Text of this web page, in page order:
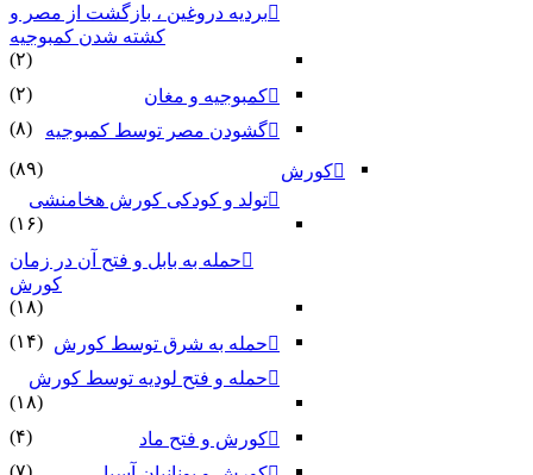
بردیه دروغین ، بازگشت از مصر و
کشته شدن کمبوجیه
(۲)
کمبوجیه و مغان
(۲)
گشودن مصر توسط کمبوجیه
(۸)
کورش
(۸۹)
تولد و کودکی کورش هخامنشی
(۱۶)
حمله به بابل و فتح آن در زمان
کورش
(۱۸)
حمله به شرق توسط کورش (۱۴)
حمله و فتح لودیه توسط کورش
(۱۸)
کورش و فتح ماد
(۴)
(۷)